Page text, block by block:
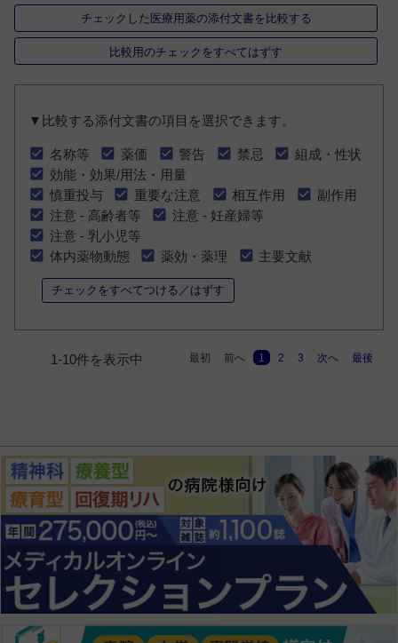
チェックした医療用薬の添付文書を比較する
比較用のチェックをすべてはずす
▼比較する添付文書の項目を選択できます。
名称等 薬価 警告 禁忌
組成・性状
効能・効果/用法・用量
慎重投与
重要な注意 相互作用
副作用
注意 - 高齢者等
注意 - 妊産婦等
注意 - 乳小児等
体内薬物動態
薬効・薬理 主要文献
チェックをすべてつける／はずす
1-10件を表示中 最初 前へ 1 2 3 次へ 最後